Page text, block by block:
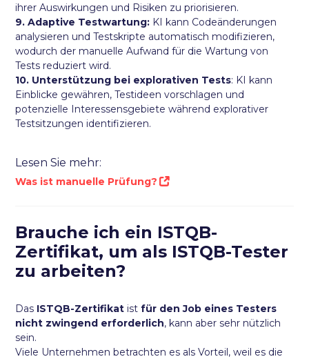
ihrer Auswirkungen und Risiken zu priorisieren.
9. Adaptive Testwartung: KI kann Codeänderungen
analysieren und Testskripte automatisch modifizieren,
wodurch der manuelle Aufwand für die Wartung von
Tests reduziert wird.
10. Unterstützung bei explorativen Tests: KI kann
Einblicke gewähren, Testideen vorschlagen und
potenzielle Interessensgebiete während explorativer
Testsitzungen identifizieren.
Lesen Sie mehr:
Was ist manuelle Prüfung?
Brauche ich ein ISTQB-
Zertifikat, um als ISTQB-Tester
zu arbeiten?
Das ISTQB-Zertifikat istfür den Job eines Testers
nicht zwingend erforderlich, kann aber sehr nützlich
sein.
Viele Unternehmen betrachten es als Vorteil, weil es die